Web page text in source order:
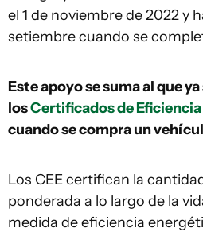
el 1 de noviembre de 2022 y
setiembre cuando se
Este apoyo se suma al que
losCertificados de
cuando se compra un
Los CEE certifican la
ponderada a lo largo de la
medida de eficiencia